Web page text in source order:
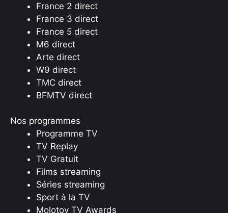
France 2 direct
France 3 direct
France 5 direct
M6 direct
Arte direct
W9 direct
TMC direct
BFMTV direct
Nos programmes
Programme TV
TV Replay
TV Gratuit
Films streaming
Séries streaming
Sport à la TV
Molotov TV Awards